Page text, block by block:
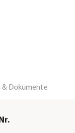
& Dokumente